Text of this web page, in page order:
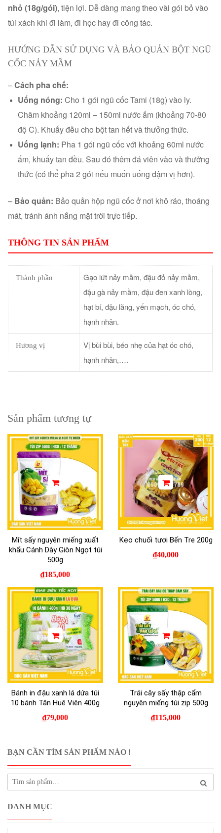
BẠN CẦN TÌM SẢN PHẨM NÀO !
DANH MỤC
nhỏ (18g/gói), tiện lợi. Dễ dàng mang theo vài gói bỏ vào
túi xách khi đi làm, đi học hay đi công tác.
HƯỚNG DẪN SỬ DỤNG VÀ BẢO QUẢN BỘT NGŨ
CỐC NẢY MẦM
–Cách pha chế:
Uống nóng: Cho 1 gói ngũ cốc Tami (18g) vào ly.
Châm khoảng 120ml – 150ml nước ấm (khoảng 70-80
độ C). Khuấy đều cho bột tan hết và thưởng thức.
Uống lạnh: Pha 1 gói ngũ cốc với khoảng 60ml nước
ấm, khuấy tan đều. Sau đó thêm đá viên vào và thưởng
thức (có thể pha 2 gói nếu muốn uống đậm vị hơn).
– Bảo quản: Bảo quản hộp ngũ cốc ở nơi khô ráo, thoáng
mát, tránh ánh nắng mặt trời trực tiếp.
THÔNG TIN SẢN PHẨM
Thành phần
Gạo lứt nảy mầm, đậu đỏ nảy mầm,
đậu gà nảy mầm, đậu đen xanh lòng,
hạt bí, đậu lăng, yến mạch, óc chó,
hạnh nhân.
Hương vị
Vị bùi bùi, béo nhẹ của hạt óc chó,
hạnh nhân,….
Sản phẩm tương tự
Mít sấy nguyên miếng xuất
khẩu Cánh Dày Giòn Ngọt túi
500g
₫185,000
Kẹo chuối tươi Bến Tre 200g
₫40,000
Bánh in đậu xanh lá dứa túi
10 bánh Tân Huê Viên 400g
₫79,000
Trái cây sấy thập cẩm
nguyên miếng túi zip 500g
₫115,000